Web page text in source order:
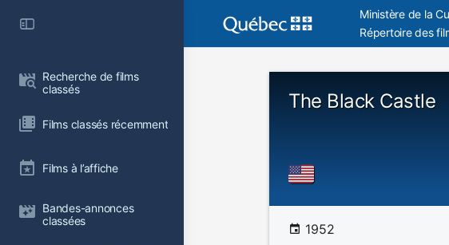
Recherche de films
classés
Films classés récemment
Films à l’affiche
Bandes-annonces
classées
Ministère de la
Répertoire des
The Black Castle
1952